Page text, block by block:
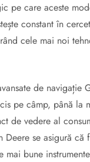
pe care aceste
constant în
cele mai noi
de navigație
pe câmp, până la
de vedere al
Deere se asigură că
bune